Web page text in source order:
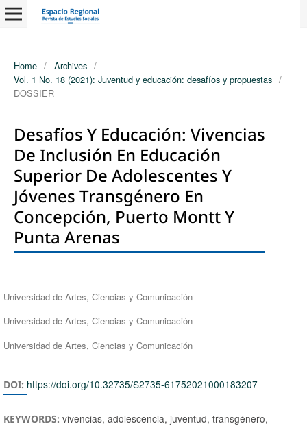
Home / Archives /
Vol. 1 No. 18 (2021): Juventud y educación: desafíos y propuestas /
DOSSIER
Desafíos Y Educación: Vivencias
De Inclusión En Educación
Superior De Adolescentes Y
Jóvenes Transgénero En
Concepción, Puerto Montt Y
Punta Arenas
Authors
Universidad de Artes, Ciencias y Comunicación
Universidad de Artes, Ciencias y Comunicación
Universidad de Artes, Ciencias y Comunicación
DOI: https://doi.org/10.32735/S2735-61752021000183207
KEYWORDS: vivencias, adolescencia, juventud, transgénero,